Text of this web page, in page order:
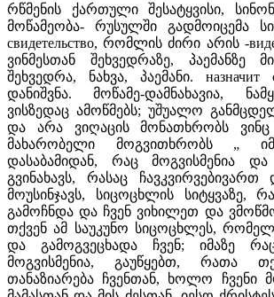
რწმენის ქართული შესატყვისი,
მოწამეობა- რუსულში გადმოიცემა
свидетельство, რომლის ძირი არის -
ვინმესთან შეხვედრაზე, პაემანზე
შეხვედრა, ნახვა, პაემანი. назначит
დანიშვნა. მოწამე-დამნახავია,
ვისზედაც ამოწმებს; უშუალო
და არა ვიღაცის მონათხრობს ვინც
მახარობელი მოგვითხრობს „
დასაბამიდან, რაც მოგვისმენია
გვინახავს, რასაც
მოუსინჯავს, სიცოცხლის სიტყვაზე,
გამოჩნდა და ჩვენ ვიხილეთ და
თქვენ ამ საუკუნო სიცოცხლეს,
და გამოგვეცხადა ჩვენ; იმაზე
მოგვისმენია, გაუწყებთ, რათა
თანაზიარება ჩვენთან, ხოლო ჩვენი